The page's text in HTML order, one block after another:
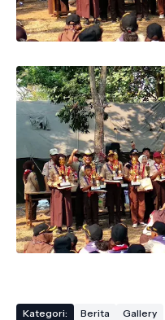
Kategori: Berita Gallery